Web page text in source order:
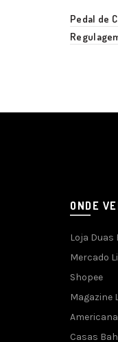
Pedal de
ONDE
Loja Duas
Mercado
Shopee
Magazine
Casas